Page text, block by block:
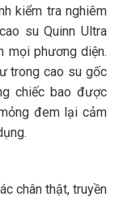
kiểm tra nghiêm
su Quinn Ultra
mọi phương diện.
trong cao su gốc
chiếc bao được
đem lại cảm
chân thật, truyền